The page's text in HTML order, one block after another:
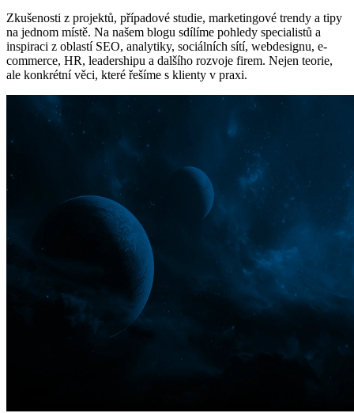
Zkušenosti z projektů, případové studie, marketingové trendy a tipy
na jednom místě. Na našem blogu sdílíme pohledy specialistů a
inspiraci z oblastí SEO, analytiky, sociálních sítí, webdesignu, e-
commerce, HR, leadershipu a dalšího rozvoje firem. Nejen teorie,
ale konkrétní věci, které řešíme s klienty v praxi.